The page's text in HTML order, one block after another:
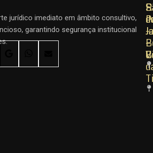
jurídico imediato em âmbito consultivo,
garantindo segurança institucional
–
–
–